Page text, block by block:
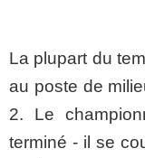
La plupart du
au poste de
2. Le
terminé - il se